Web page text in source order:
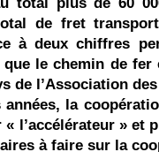
de fret
à deux chiffres
le chemin de
de l’Association
années, la
« l’accélérateur » et
à faire sur la